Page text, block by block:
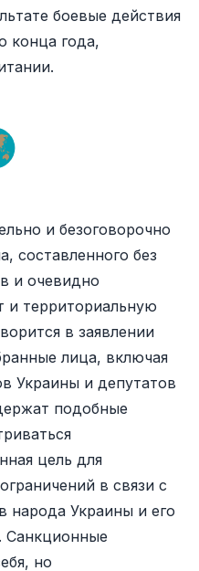
боевые действия
конца года,
и безоговорочно
составленного без
и очевидно
и территориальную
в заявлении
лица, включая
Украины и депутатов
подобные
цель для
в связи с
народа Украины и его
Санкционные
но